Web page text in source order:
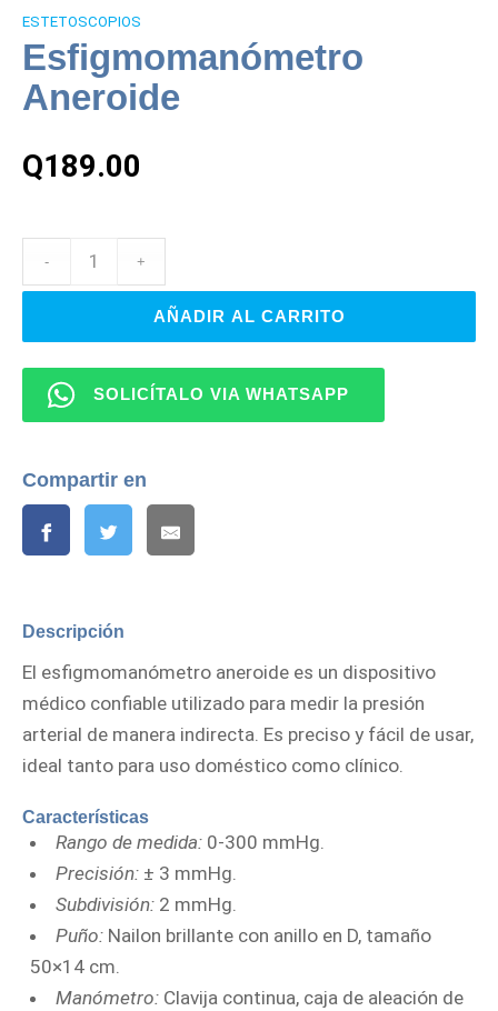
ESTETOSCOPIOS
Esfigmomanómetro
Aneroide
Q189.00
AÑADIR AL CARRITO
SOLICÍTALO VIA WHATSAPP
Compartir en
Descripción
El esfigmomanómetro aneroide es un dispositivo
médico confiable utilizado para medir la presión
arterial de manera indirecta. Es preciso y fácil de usar,
ideal tanto para uso doméstico como clínico.
Características
Rango de medida: 0-300 mmHg.
Precisión: ± 3 mmHg.
Subdivisión: 2 mmHg.
Puño: Nailon brillante con anillo en D, tamaño
50×14 cm.
Manómetro: Clavija continua, caja de aleación de